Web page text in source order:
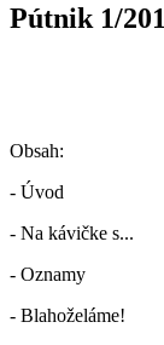
Pútnik 1/
Obsah:
- Úvod
- Na kávičke s...
- Oznamy
- Blahoželáme!